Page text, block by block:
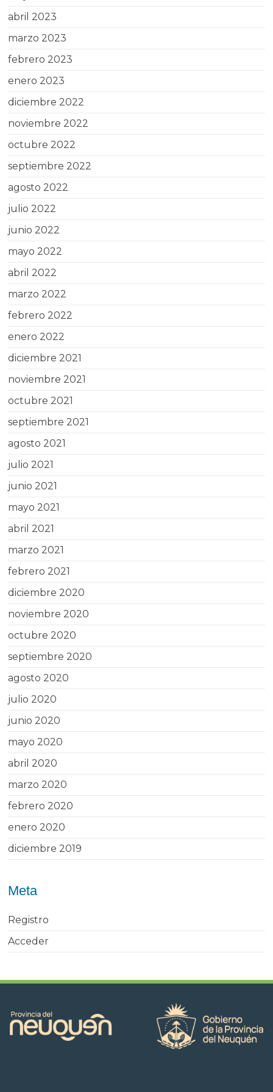
abril 2023
marzo 2023
febrero 2023
enero 2023
diciembre 2022
noviembre 2022
octubre 2022
septiembre 2022
agosto 2022
julio 2022
junio 2022
mayo 2022
abril 2022
marzo 2022
febrero 2022
enero 2022
diciembre 2021
noviembre 2021
octubre 2021
septiembre 2021
agosto 2021
julio 2021
junio 2021
mayo 2021
abril 2021
marzo 2021
febrero 2021
diciembre 2020
noviembre 2020
octubre 2020
septiembre 2020
agosto 2020
julio 2020
junio 2020
mayo 2020
abril 2020
marzo 2020
febrero 2020
enero 2020
diciembre 2019
Meta
Registro
Acceder